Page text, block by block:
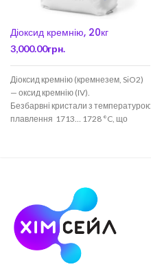
Діоксид кремнію, 20кг
3,000.00грн.
Діоксид кремнію (кремнезем, SiO2)
— оксид кремнію (IV).
Безбарвні кристали з температурою
плавлення 1713… 1728 °C, що